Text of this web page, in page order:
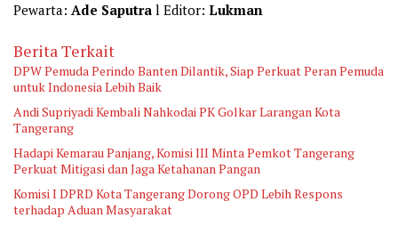
Pewarta: Ade Saputra l Editor: Lukman
Berita Terkait
DPW Pemuda Perindo Banten Dilantik, Siap Perkuat Peran Pemuda
untuk Indonesia Lebih Baik
Andi Supriyadi Kembali Nahkodai PK Golkar Larangan Kota
Tangerang
Hadapi Kemarau Panjang, Komisi III Minta Pemkot Tangerang
Perkuat Mitigasi dan Jaga Ketahanan Pangan
Komisi I DPRD Kota Tangerang Dorong OPD Lebih Respons
terhadap Aduan Masyarakat